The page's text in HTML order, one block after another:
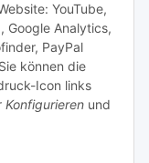
YouTube,
Google Analytics,
PayPal
können die
Icon links
Konfigurieren und